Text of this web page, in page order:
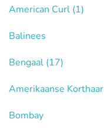
American Curl (1)
Balinees
Bengaal (17)
Amerikaanse Korthaar
Bombay